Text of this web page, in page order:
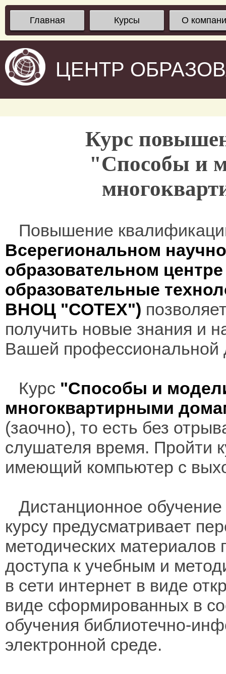
Главная Курсы О
ЦЕНТР
Курс
"Способы и
Повышение
Всерегиональном
образовательном
образовательные
ВНОЦ "СОТЕХ")
получить новые знания и
Вашей профессиональной
Курс "Способы и
многоквартирными
(заочно), то есть без
слушателя время. Пройти
имеющий компьютер с
Дистанционное
курсу предусматривает
методических материалов
доступа к учебным и
в сети интернет в виде
виде сформированных в
обучения библиотечно-
электронной среде.